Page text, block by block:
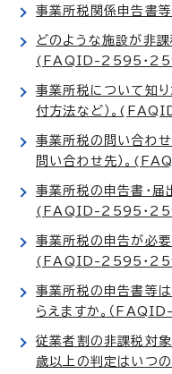
事業所税関係申告書
どのような施設が非課
(FAQID-2595・
事業所税について知り
付方法など）。
事業所税の問い合わ
問い合わせ先）。
事業所税の申告書・届
(FAQID-2595・
事業所税の申告が必要
(FAQID-2595・
事業所税の申告書等は
らえますか。（
従業者割の非課税対
歳以上の判定はいつ